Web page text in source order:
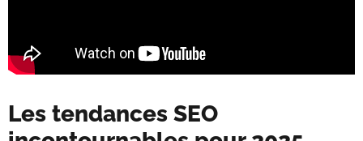
Les tendances SEO